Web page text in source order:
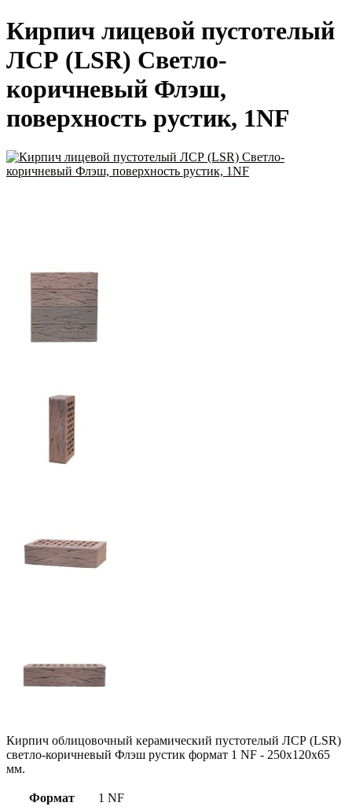
Кирпич лицевой пустотелый
ЛСР (LSR) Светло-
коричневый Флэш,
поверхность рустик, 1NF
Кирпич облицовочный керамический пустотелый ЛСР (LSR)
светло-коричневый Флэш рустик формат 1 NF - 250x120x65
мм.
Формат 1 NF